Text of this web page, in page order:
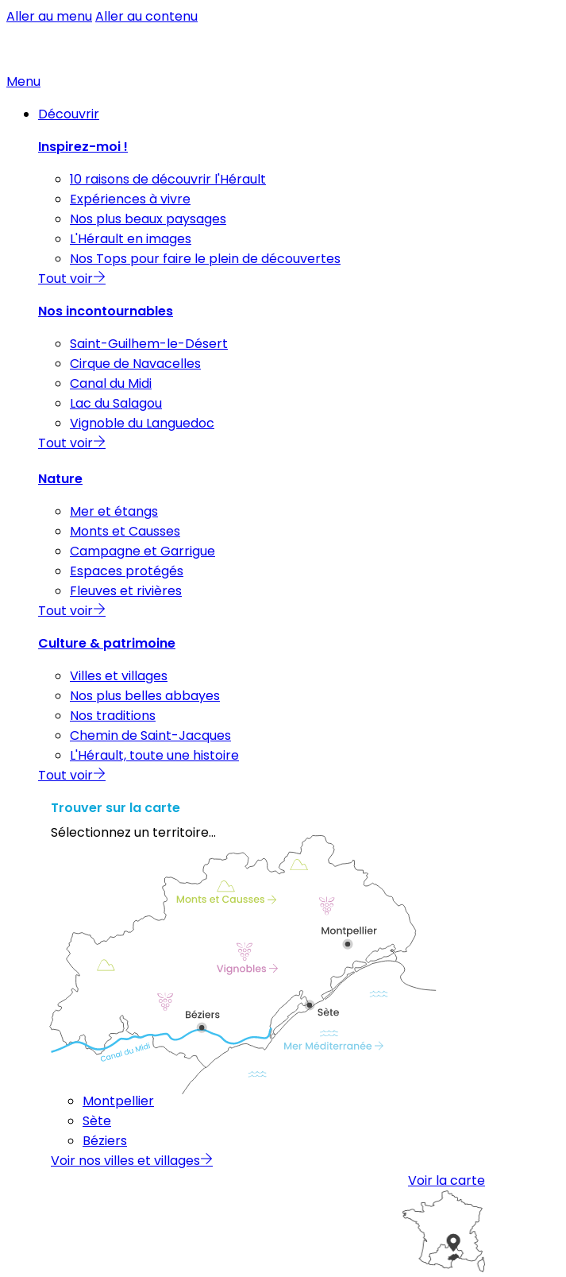
Aller au menuAller au contenu
Menu
Découvrir
Inspirez-moi !
10 raisons de découvrir l'Hérault
Expériences à vivre
Nos plus beaux paysages
L'Hérault en images
Nos Tops pour faire le plein de découvertes
Tout voir
Nos incontournables
Saint-Guilhem-le-Désert
Cirque de Navacelles
Canal du Midi
Lac du Salagou
Vignoble du Languedoc
Tout voir
Nature
Mer et étangs
Monts et Causses
Campagne et Garrigue
Espaces protégés
Fleuves et rivières
Tout voir
Culture & patrimoine
Villes et villages
Nos plus belles abbayes
Nos traditions
Chemin de Saint-Jacques
L'Hérault, toute une histoire
Tout voir
Trouver sur la carte
Sélectionnez un territoire...
Montpellier
Sète
Béziers
Voir nos villes et villages
Voir la carte